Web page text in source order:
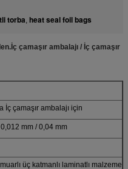
torba, heat seal foil bags
İç çamaşır ambalajı / İç çamaşır
İç çamaşır ambalajı için
mm / 0,04 mm
üç katmanlı laminatlı malzeme